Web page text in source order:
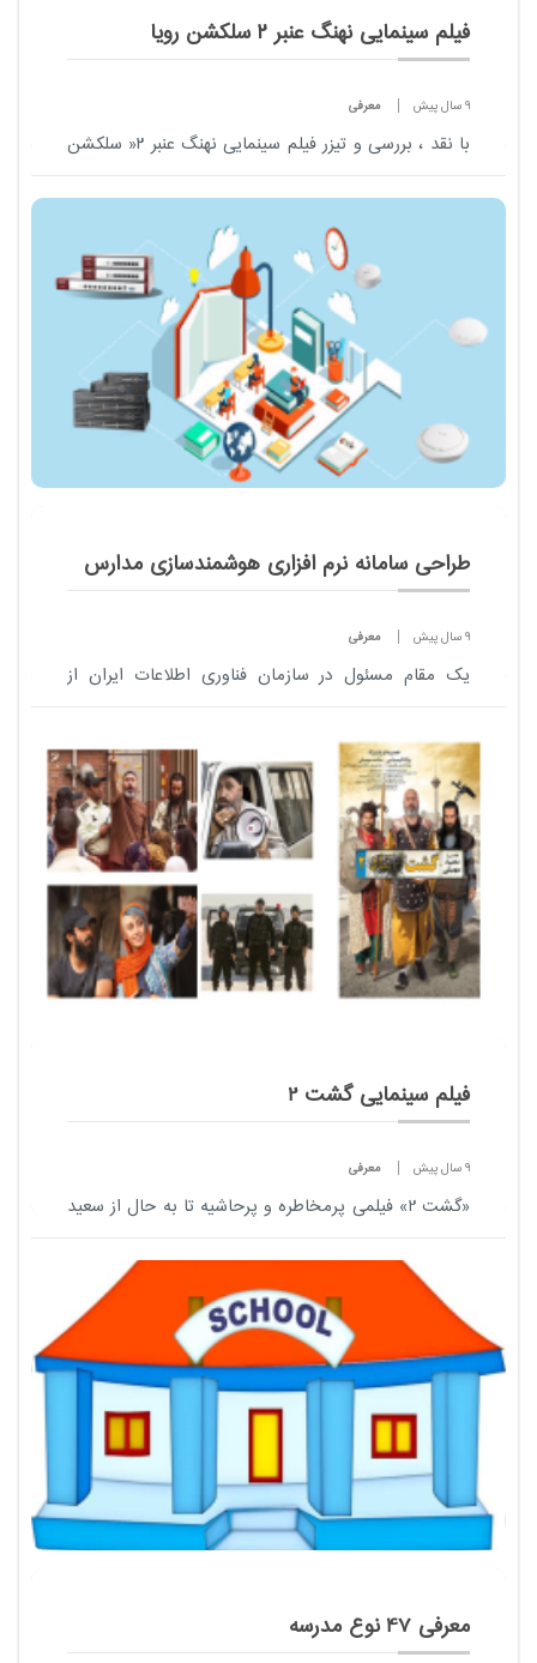
فیلم سینمایی نهنگ عنبر ۲ سلکشن رویا
9 سال پیش معرفی
با نقد ، بررسی و تیزر فیلم سینمایی نهنگ عنبر ۲« سلکشن
طراحی سامانه نرم افزاری هوشمندسازی مدارس
9 سال پیش معرفی
یک مقام مسئول در سازمان فناوری اطلاعات ایران از
<...
فیلم سینمایی گشت 2
9 سال پیش معرفی
«گشت 2» فیلمی پرمخاطره و پرحاشیه تا به حال از سعید
فرهنگی و اجتماعی را در قالب قصه‌ای طنز گنج...
معرفی 47 نوع مدرسه